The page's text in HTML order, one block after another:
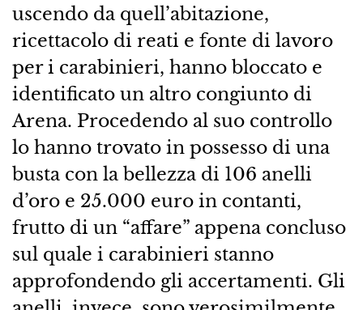
uscendo da quell’abitazione,
ricettacolo di reati e fonte di lavoro
per i carabinieri, hanno bloccato e
identificato un altro congiunto di
Arena. Procedendo al suo controllo
lo hanno trovato in possesso di una
busta con la bellezza di 106 anelli
d’oro e 25.000 euro in contanti,
frutto di un “affare” appena concluso
sul quale i carabinieri stanno
approfondendo gli accertamenti. Gli